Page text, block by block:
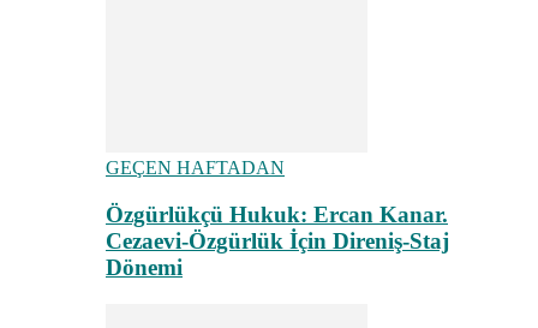
GEÇEN HAFTADAN
Özgürlükçü Hukuk: Ercan Kanar.
Cezaevi-Özgürlük İçin Direniş-Staj
Dönemi